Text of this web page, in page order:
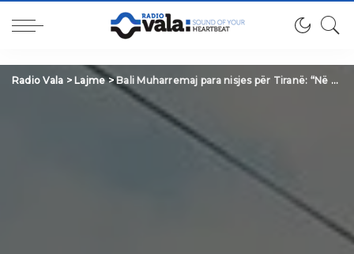
Radio Vala > Lajme>Bali Muharremaj para nisjes për Tiranë: “Në mbrojtje të çlirimtarëve tanë” /